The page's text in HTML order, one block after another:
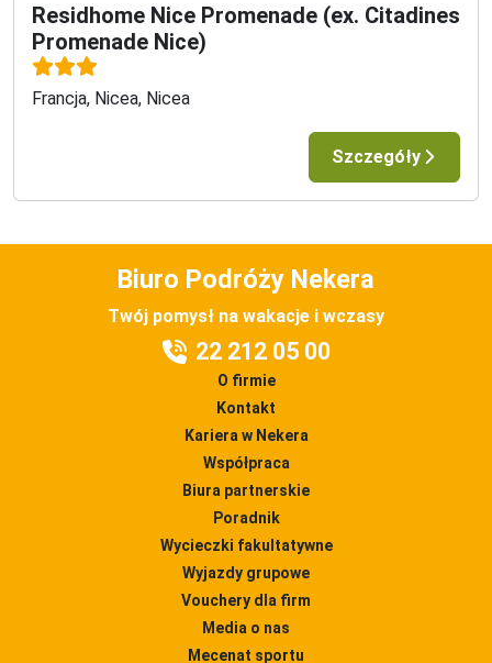
Residhome Nice Promenade (ex. Citadines
Promenade Nice)
Francja, Nicea, Nicea
Szczegóły
Biuro Podróży Nekera
Twój pomysł na wakacje i wczasy
22 212 05 00
O firmie
Kontakt
Kariera w Nekera
Współpraca
Biura partnerskie
Poradnik
Wycieczki fakultatywne
Wyjazdy grupowe
Vouchery dla firm
Media o nas
Mecenat sportu